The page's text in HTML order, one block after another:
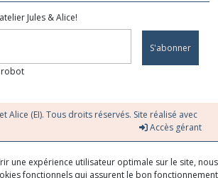
Jules & Alice!
S'abonner
robot
Alice (EI). Tous droits réservés. Site réalisé avec
Accès gérant
une expérience utilisateur optimale sur le site, nous
fonctionnels qui assurent le bon fonctionnement